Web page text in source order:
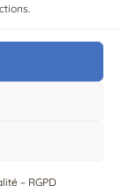
– RGPD
réservés.